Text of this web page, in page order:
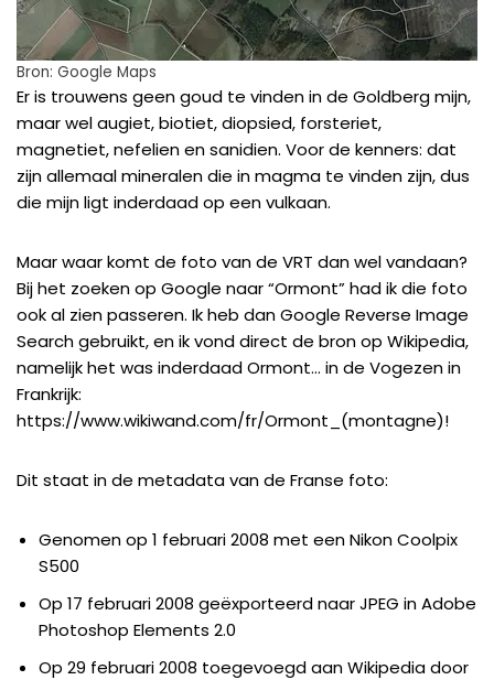
Bron: Google Maps
Er is trouwens geen goud te vinden in de Goldberg mijn,
maar welaugiet,biotiet,diopsied, forsteriet,
magnetiet,nefelienensanidien. Voor de kenners: dat
zijn allemaal mineralen die in magma te vinden zijn, dus
die mijn ligt inderdaad op een vulkaan.
Maar waar komt de foto van de VRT dan wel vandaan?
Bij het zoeken op Google naar “Ormont” had ik die foto
ook al zien passeren. Ik heb danGoogle Reverse Image
Searchgebruikt, en ik vond direct de bron op Wikipedia,
namelijk het was inderdaad Ormont… in de Vogezen in
Frankrijk:
https://www.wikiwand.com/fr/Ormont_(montagne)!
Dit staat in de metadata van de Franse foto:
Genomen op 1 februari 2008 met een Nikon Coolpix
S500
Op 17 februari 2008 geëxporteerd naar JPEG in Adobe
Photoshop Elements 2.0
Op 29 februari 2008 toegevoegd aan Wikipedia door